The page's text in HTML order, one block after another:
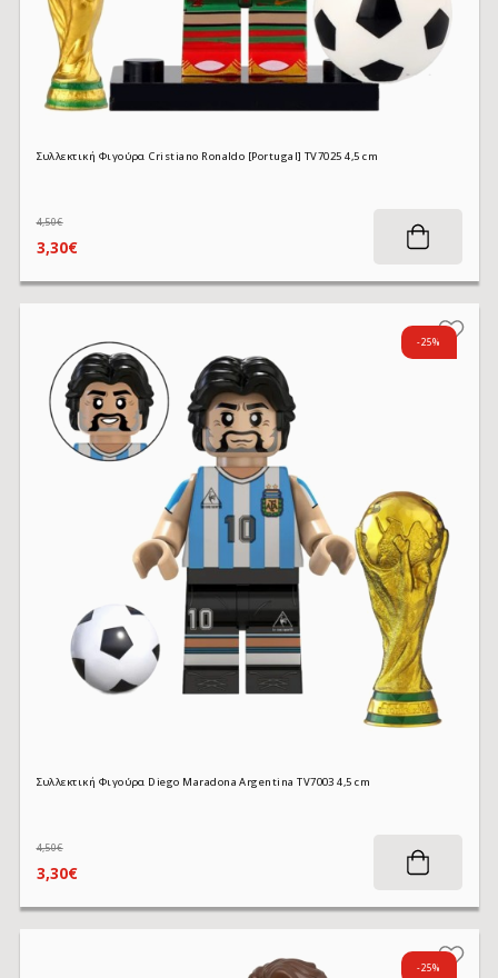
Συλλεκτική Φιγούρα Cristiano Ronaldo [Portugal] TV7025 4,5 cm
3,30€
4,50€
-25%
Συλλεκτική Φιγούρα Diego Maradona Argentina TV7003 4,5 cm
3,30€
4,50€
-25%